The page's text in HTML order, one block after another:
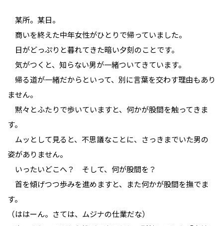
某所。某日。
商いを終えた中年女性がひとりで帰っていました。
日がどっぷりと暮れてきた暗い夕刻のことです。
気がつくと、知らない男が一緒ついてきています。
帰る道が一緒だからといって、別に言葉を交わす理由もあり
ません。
黙々とふたりで歩いていますと、何かが股間を触ってきま
す。
ムッとして見ると、不思議なことに、さっきまでいた男の
姿がありません。
いったいどこへ？ そして、何が股間を？
首を傾げつつ歩みを進めますと、また何かが股間を撫でま
す。
（ははーん。さては、ムジナの仕業だな）